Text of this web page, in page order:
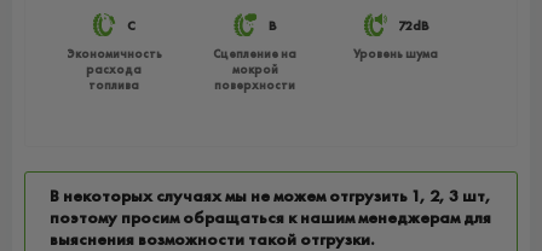
C
Экономичность
расхода
топлива
B
Сцепление на
мокрой
поверхности
72dB
Уровень шума
В некоторых случаях мы не можем отгрузить 1, 2, 3 шт,
поэтому просим обращаться к нашим менеджерам для
выяснения возможности такой отгрузки.